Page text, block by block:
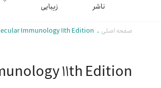
ناشر
زیبایی
صفحه اصلی Immunology 11th Edition
11th Edition